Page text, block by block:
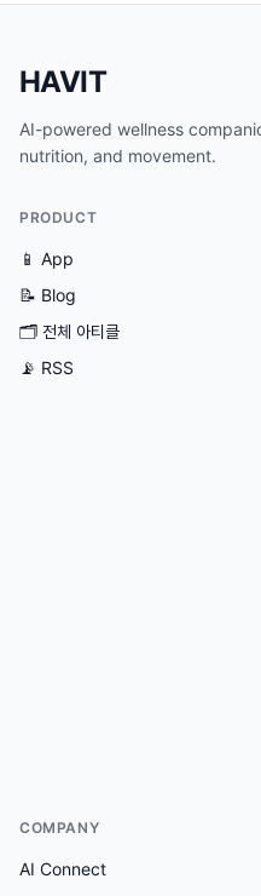
HAVIT
AI-powered wellness
nutrition, and movement.
PRODUCT
📱 App
📝 Blog
🗂 전체 아티클
📡 RSS
COMPANY
AI Connect